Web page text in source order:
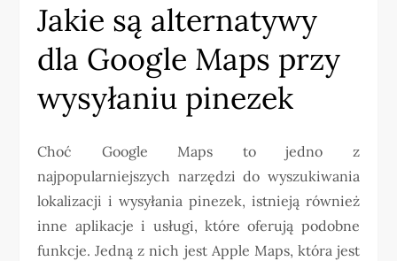
Jakie są alternatywy
dla Google Maps przy
wysyłaniu pinezek
Choć Google Maps to jedno z
najpopularniejszych narzędzi do wyszukiwania
lokalizacji i wysyłania pinezek, istnieją również
inne aplikacje i usługi, które oferują podobne
funkcje. Jedną z nich jest Apple Maps, która jest